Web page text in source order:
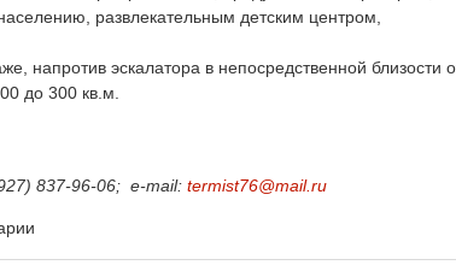
развлекательным детским центром,
напротив эскалатора в непосредственной близости
до 300 кв.м.
837-96-06; e-mail: termist76@mail.ru